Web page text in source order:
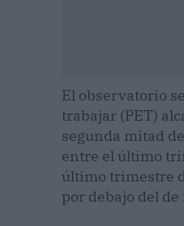
El observatorio
trabajar (PET)
segunda mitad
entre el último
último trimestre
por debajo del